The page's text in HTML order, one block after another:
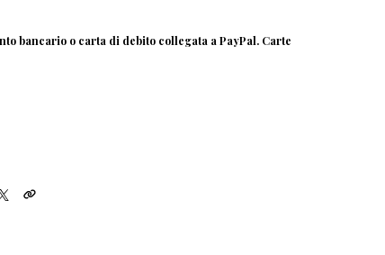
bancario o carta di debito collegata a PayPal. Carte